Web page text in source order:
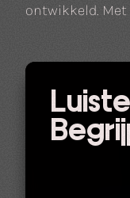
ontwikkeld. Met